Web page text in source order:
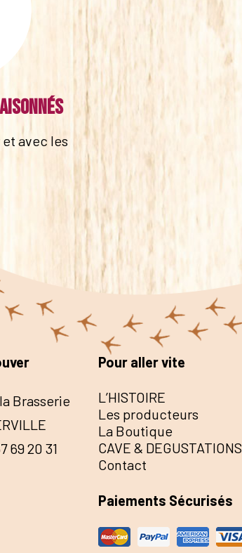
avec les
Brasserie
69 20 31
Pour aller vite
L’HISTOIRE
Les producteurs
La Boutique
CAVE & DEGUSTATIONS
Contact
Paiements Sécurisés